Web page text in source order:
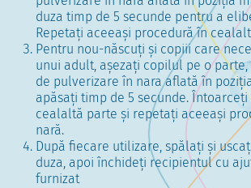
duza timp de 5 secunde pentru a
Repetați aceeași procedură în
Pentru nou-născuți și copiii care
unui adult, așezați copilul pe o
de pulverizare în nara aflată în
apăsați timp de 5 secunde.
cealaltă parte și repetați aceeași
nară.
După fiecare utilizare, spălați și
duza, apoi închideți recipientul cu
furnizat